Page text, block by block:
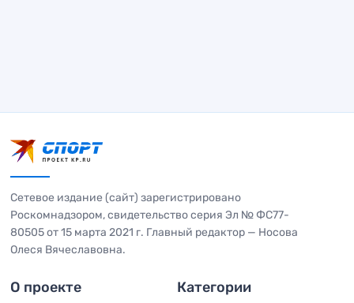
Сетевое издание (сайт) зарегистрировано
Роскомнадзором, свидетельство серия Эл № ФС77-
80505 от 15 марта 2021 г. Главный редактор — Носова
Олеся Вячеславовна.
О проекте Категории